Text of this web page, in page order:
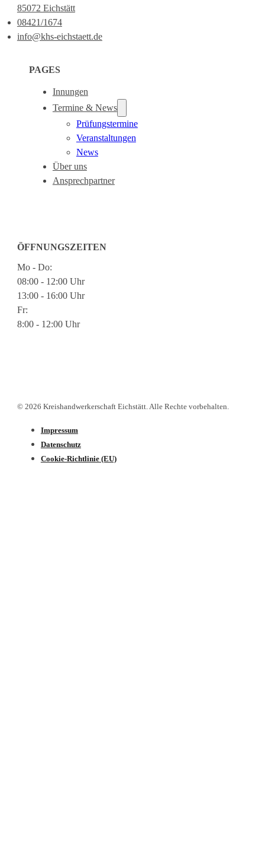
85072 Eichstätt
08421/1674
info@khs-eichstaett.de
PAGES
Innungen
Termine & News
Prüfungstermine
Veranstaltungen
News
Über uns
Ansprechpartner
ÖFFNUNGSZEITEN
Mo - Do:
08:00 - 12:00 Uhr
13:00 - 16:00 Uhr
Fr:
8:00 - 12:00 Uhr
© 2026 Kreishandwerkerschaft Eichstätt. Alle Rechte vorbehalten.
Impressum
Datenschutz­
Cookie-Richtlinie (EU)